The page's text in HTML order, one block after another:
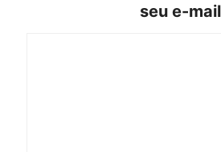
seu e-mail